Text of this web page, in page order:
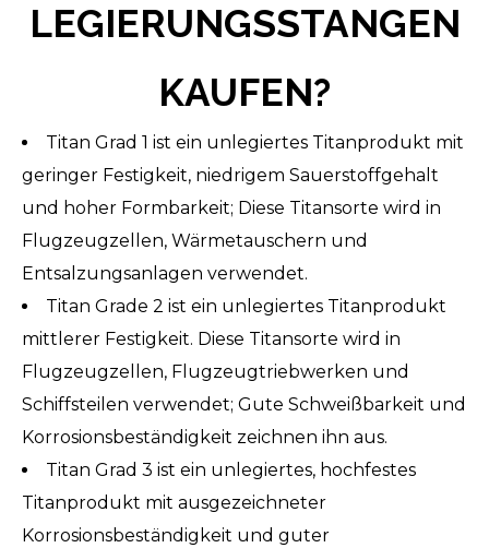
LEGIERUNGSSTANGEN
KAUFEN?
Titan Grad 1 ist ein unlegiertes Titanprodukt mit
geringer Festigkeit, niedrigem Sauerstoffgehalt
und hoher Formbarkeit; Diese Titansorte wird in
Flugzeugzellen, Wärmetauschern und
Entsalzungsanlagen verwendet.
Titan Grade 2 ist ein unlegiertes Titanprodukt
mittlerer Festigkeit. Diese Titansorte wird in
Flugzeugzellen, Flugzeugtriebwerken und
Schiffsteilen verwendet; Gute Schweißbarkeit und
Korrosionsbeständigkeit zeichnen ihn aus.
Titan Grad 3 ist ein unlegiertes, hochfestes
Titanprodukt mit ausgezeichneter
Korrosionsbeständigkeit und guter